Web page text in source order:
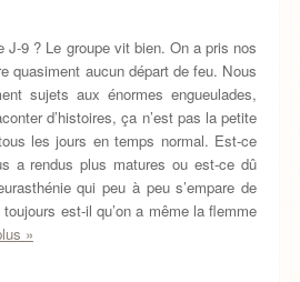
J-9 ? Le groupe vit bien. On a pris nos
quasiment aucun départ de feu. Nous
sujets aux énormes engueulades,
d’histoires, ça n’est pas la petite
les jours en temps normal. Est-ce
a rendus plus matures ou est-ce dû
qui peu à peu s’empare de
est-il qu’on a même la flemme
»